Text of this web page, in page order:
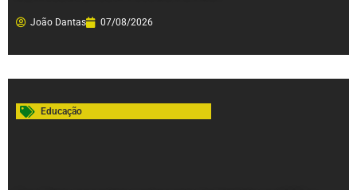
João Dantas 07/08/2026
Educação